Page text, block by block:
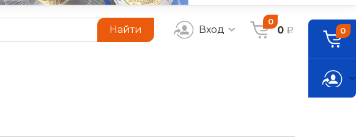
Найти Вход
0
0 a 0